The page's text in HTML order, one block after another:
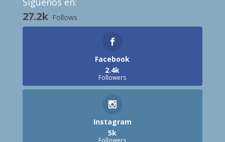
27.2k Follows
Facebook
2.4k
Followers
Instagram
5k
Followers